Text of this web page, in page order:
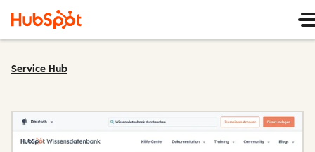
Service Hub